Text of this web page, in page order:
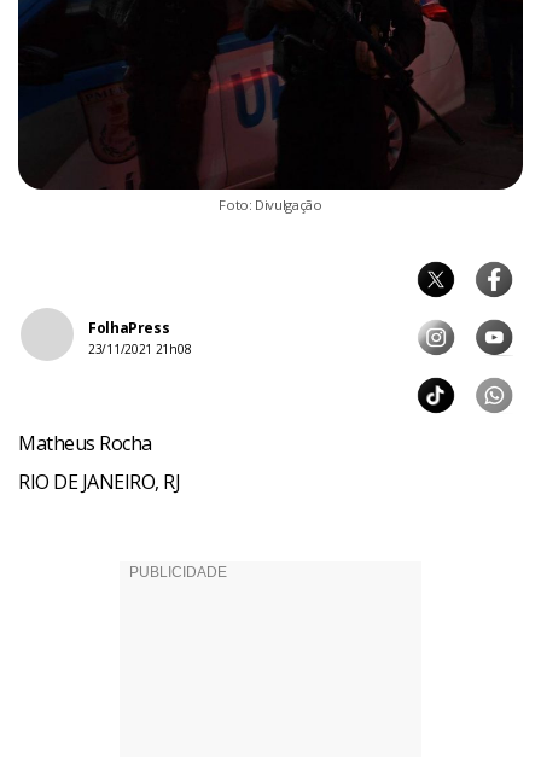
Foto: Divulgação
FolhaPress
23/11/2021 21h08
Matheus Rocha
RIO DE JANEIRO, RJ